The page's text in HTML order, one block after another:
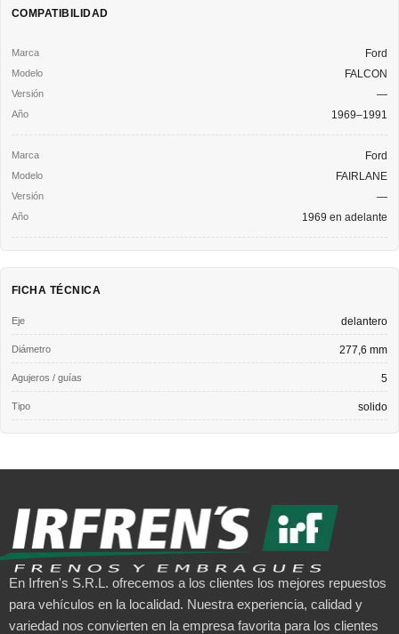
COMPATIBILIDAD
Ford
FALCON
—
1969–1991
Ford
FAIRLANE
—
1969 en adelante
FICHA TÉCNICA
Eje delantero
Diámetro 277,6 mm
Agujeros / guías 5
Tipo solido
En Irfren's S.R.L. ofrecemos a los clientes los mejores repuestos
para vehículos en la localidad. Nuestra experiencia, calidad y
variedad nos convierten en la empresa favorita para los clientes